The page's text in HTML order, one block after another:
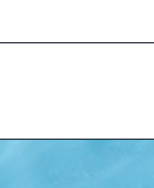
zw. 47 und 62